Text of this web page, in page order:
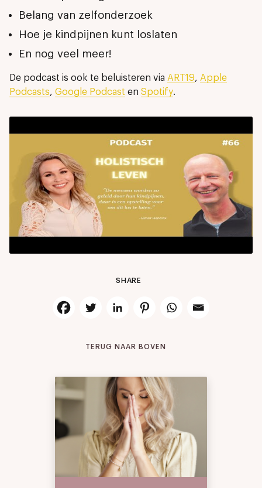
Belang van zelfonderzoek
Hoe je kindpijnen kunt loslaten
En nog veel meer!
De podcast is ook te beluisteren via ART19, Apple
Podcasts, Google Podcast en Spotify.
SHARE
TERUG NAAR BOVEN